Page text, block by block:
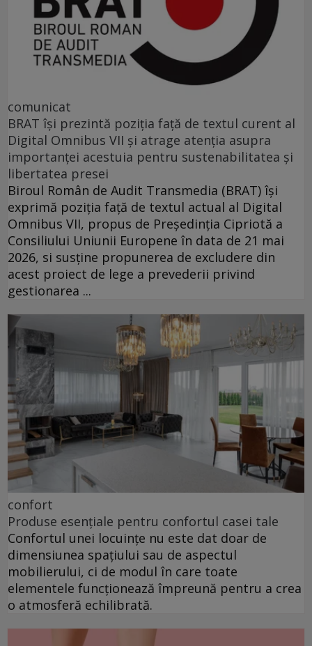
comunicat
BRAT își prezintă poziția față de textul curent al
Digital Omnibus VII și atrage atenția asupra
importanței acestuia pentru sustenabilitatea și
libertatea presei
Biroul Român de Audit Transmedia (BRAT) își
exprimă poziția față de textul actual al Digital
Omnibus VII, propus de Președinția Cipriotă a
Consiliului Uniunii Europene în data de 21 mai
2026, si susține propunerea de excludere din
acest proiect de lege a prevederii privind
gestionarea ...
confort
Produse esențiale pentru confortul casei tale
Confortul unei locuințe nu este dat doar de
dimensiunea spațiului sau de aspectul
mobilierului, ci de modul în care toate
elementele funcționează împreună pentru a crea
o atmosferă echilibrată.